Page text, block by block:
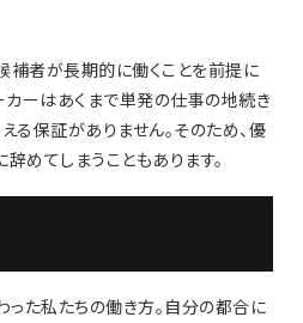
補者が長期的に働くことを前提に
カーはあくまで単発の仕事の地続き
る保証がありません。そのため、優
めてしまうこともあります。
った私たちの働き方。自分の都合に